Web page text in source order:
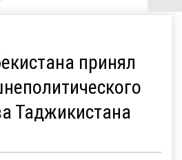
принял
Таджикистана